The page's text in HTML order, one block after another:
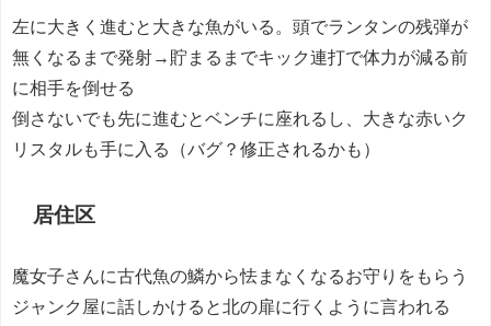
左に大きく進むと大きな魚がいる。頭でランタンの残弾が
無くなるまで発射→貯まるまでキック連打で体力が減る前
に相手を倒せる
倒さないでも先に進むとベンチに座れるし、大きな赤いク
リスタルも手に入る（バグ？修正されるかも）
居住区
魔女子さんに古代魚の鱗から怯まなくなるお守りをもらう
ジャンク屋に話しかけると北の扉に行くように言われる